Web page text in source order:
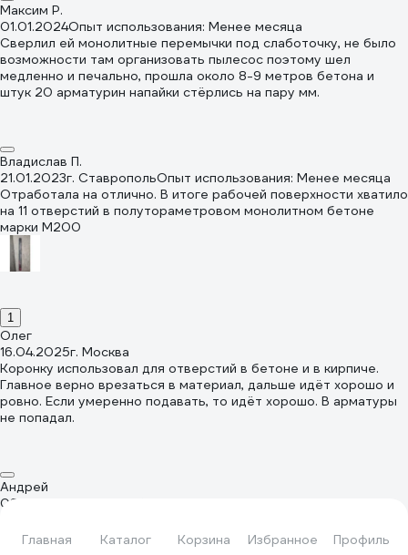
Главная Каталог Корзина Избранное Профиль
Максим Р.
01.01.2024Опыт использования: Менее месяца
Сверлил ей монолитные перемычки под слаботочку, не было
возможности там организовать пылесос поэтому шел
медленно и печально, прошла около 8-9 метров бетона и
штук 20 арматурин напайки стёрлись на пару мм.
Владислав П.
21.01.2023г. СтавропольОпыт использования: Менее месяца
Отработала на отлично. В итоге рабочей поверхности хватило
на 11 отверстий в полутораметровом монолитном бетоне
марки М200
1
Олег
16.04.2025г. Москва
Коронку использовал для отверстий в бетоне и в кирпиче.
Главное верно врезаться в материал, дальше идёт хорошо и
ровно. Если умеренно подавать, то идёт хорошо. В арматуры
не попадал.
Андрей
08.06.2026
Брал со всеми кэшбеками и промокодами за 1400. Сверлит